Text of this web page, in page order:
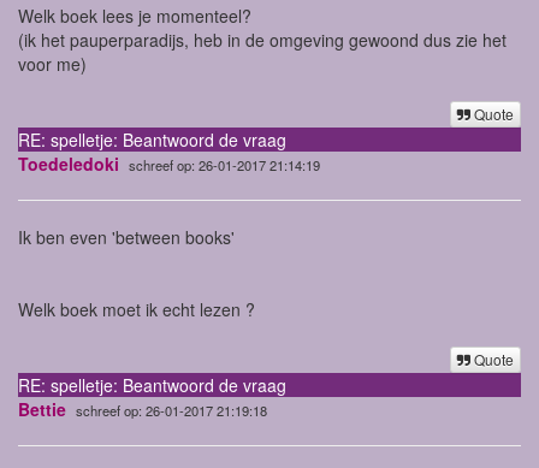
Welk boek lees je momenteel?
(ik het pauperparadijs, heb in de omgeving gewoond dus zie het
voor me)
Quote
RE: spelletje: Beantwoord de vraag
Toedeledoki schreef op: 26-01-2017 21:14:19
Ik ben even 'between books'
Welk boek moet ik echt lezen ?
Quote
RE: spelletje: Beantwoord de vraag
Bettie schreef op: 26-01-2017 21:19:18